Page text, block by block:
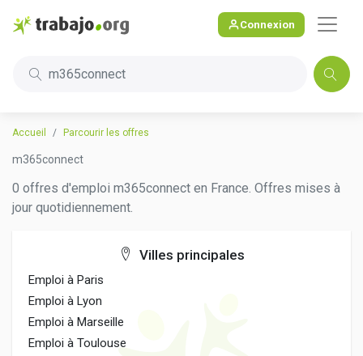
Connexion
m365connect
Accueil Parcourir les offres
m365connect
0 offres d'emploi m365connect en France. Offres mises à
jour quotidiennement.
Villes principales
Emploi à Paris
Emploi à Lyon
Emploi à Marseille
Emploi à Toulouse